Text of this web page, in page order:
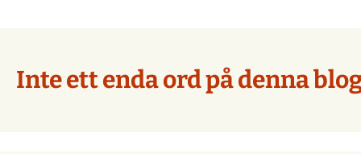
Inte ett enda ord på denna